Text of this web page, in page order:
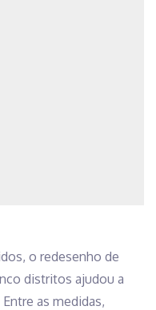
o redesenho de
distritos ajudou a
as medidas,